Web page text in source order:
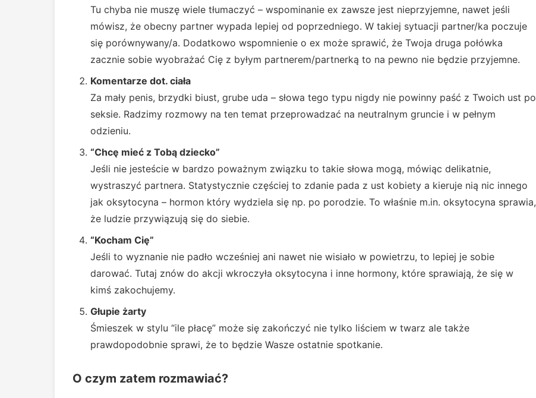
Tu chyba nie muszę wiele tłumaczyć – wspominanie ex zawsze jest nieprzyjemne, nawet jeśli
mówisz, że obecny partner wypada lepiej od poprzedniego. W takiej sytuacji partner/ka poczuje
się porównywany/a. Dodatkowo wspomnienie o ex może sprawić, że Twoja druga połówka
zacznie sobie wyobrażać Cię z byłym partnerem/partnerką to na pewno nie będzie przyjemne.
Komentarze dot. ciała
Za mały penis, brzydki biust, grube uda – słowa tego typu nigdy nie powinny paść z Twoich ust po
seksie. Radzimy rozmowy na ten temat przeprowadzać na neutralnym gruncie i w pełnym
odzieniu.
“Chcę mieć z Tobą dziecko”
Jeśli nie jesteście w bardzo poważnym związku to takie słowa mogą, mówiąc delikatnie,
wystraszyć partnera. Statystycznie częściej to zdanie pada z ust kobiety a kieruje nią nic innego
jak oksytocyna – hormon który wydziela się np. po porodzie. To właśnie m.in. oksytocyna sprawia,
że ludzie przywiązują się do siebie.
“Kocham Cię”
Jeśli to wyznanie nie padło wcześniej ani nawet nie wisiało w powietrzu, to lepiej je sobie
darować. Tutaj znów do akcji wkroczyła oksytocyna i inne hormony, które sprawiają, że się w
kimś zakochujemy.
Głupie żarty
Śmieszek w stylu “ile płacę” może się zakończyć nie tylko liściem w twarz ale także
prawdopodobnie sprawi, że to będzie Wasze ostatnie spotkanie.
O czym zatem rozmawiać?